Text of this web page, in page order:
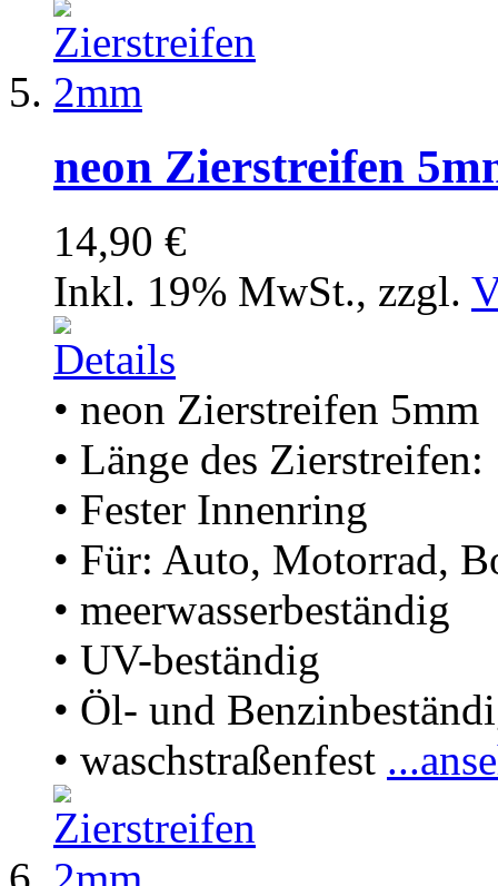
neon Zierstreifen
14,90 €
Inkl. 19% MwSt., zzgl.
• neon Zierstreifen 5mm
• Länge des Zierstreifen:
• Fester Innenring
• Für: Auto, Motorrad,
• meerwasserbeständig
• UV-beständig
• Öl- und
• waschstraßenfest